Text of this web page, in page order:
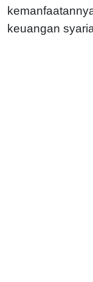
keuangan